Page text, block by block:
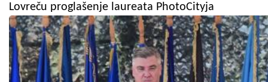
Lovreču proglašenje laureata PhotoCityja